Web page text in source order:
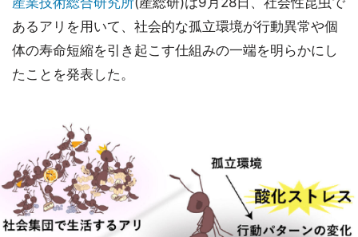
あるアリを用いて、社会的な孤立環境が行動異常や個
体の寿命短縮を引き起こす仕組みの一端を明らかにし
たことを発表した。